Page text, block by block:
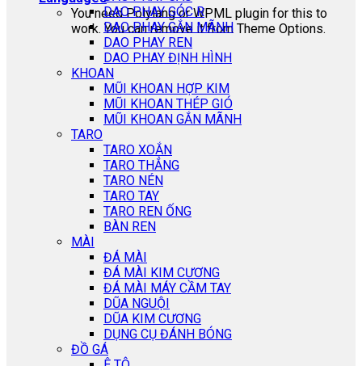
You need Polylang or WPML plugin for this to
work. You can remove it from Theme Options.
DAO PHAY GÓC R
DAO PHAY GẮN MÃNH
DAO PHAY REN
DAO PHAY ĐỊNH HÌNH
KHOAN
MŨI KHOAN HỢP KIM
MŨI KHOAN THÉP GIÓ
MŨI KHOAN GẮN MÃNH
TARO
TARO XOẮN
TARO THẲNG
TARO NÉN
TARO TAY
TARO REN ỐNG
BÀN REN
MÀI
ĐÁ MÀI
ĐÁ MÀI KIM CƯƠNG
ĐÁ MÀI MÁY CẦM TAY
DŨA NGUỘI
DŨA KIM CƯƠNG
DỤNG CỤ ĐÁNH BÓNG
ĐỒ GÁ